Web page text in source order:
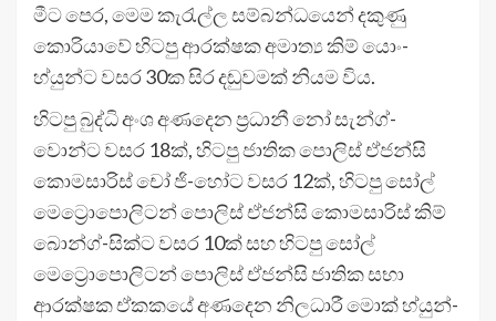
මීට පෙර, මෙම කැරැල්ල සම්බන්ධයෙන් දකුණු
කොරියාවේ හිටපු ආරක්ෂක අමාත්‍ය කිම් යොං-
හ්යුන්ට වසර 30ක සිර දඬුවමක් නියම විය.
හිටපු බුද්ධි අංශ අණදෙන ප්‍රධානී නෝ සැන්ග්-
වොන්ට වසර 18ක්, හිටපු ජාතික පොලිස් ඒජන්සි
කොමසාරිස් චෝ ජි-හෝට වසර 12ක්, හිටපු සෝල්
මෙට්‍රොපොලිටන් පොලිස් ඒජන්සි කොමසාරිස් කිම්
බොන්ග්-සික්ට වසර 10ක් සහ හිටපු සෝල්
මෙට්‍රොපොලිටන් පොලිස් ඒජන්සි ජාතික සභා
ආරක්ෂක ඒකකයේ අණදෙන නිලධාරී මොක් හ්යුන්-